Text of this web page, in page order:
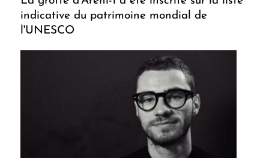
indicative du patrimoine mondial de
l'UNESCO